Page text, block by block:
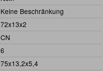
Keine Beschränkung
72x13x2
CN
6
75x13,2x5,4